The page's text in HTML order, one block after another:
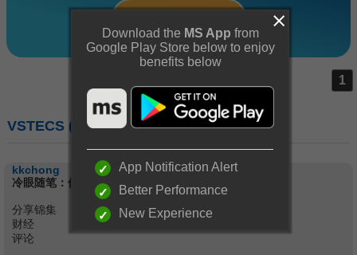
1
VSTECS (5162) : VSTECS BERHAD
kkchong
冷眼随笔：佳杰科技现金多过资本
分享锦集
财经
评论
Download the MS App from
Google Play Store below to enjoy
benefits below
App Notification Alert
Better Performance
New Experience